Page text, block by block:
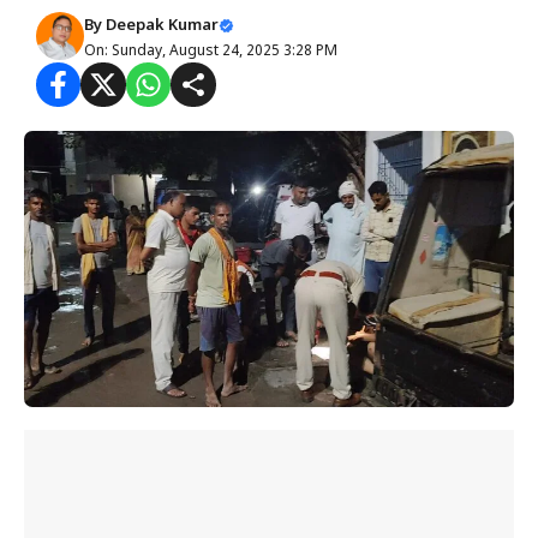
By Deepak Kumar
On: Sunday, August 24, 2025 3:28 PM